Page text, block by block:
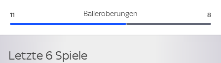
Balleroberungen
Zwolle:
11 8
Letzte 6 Spiele